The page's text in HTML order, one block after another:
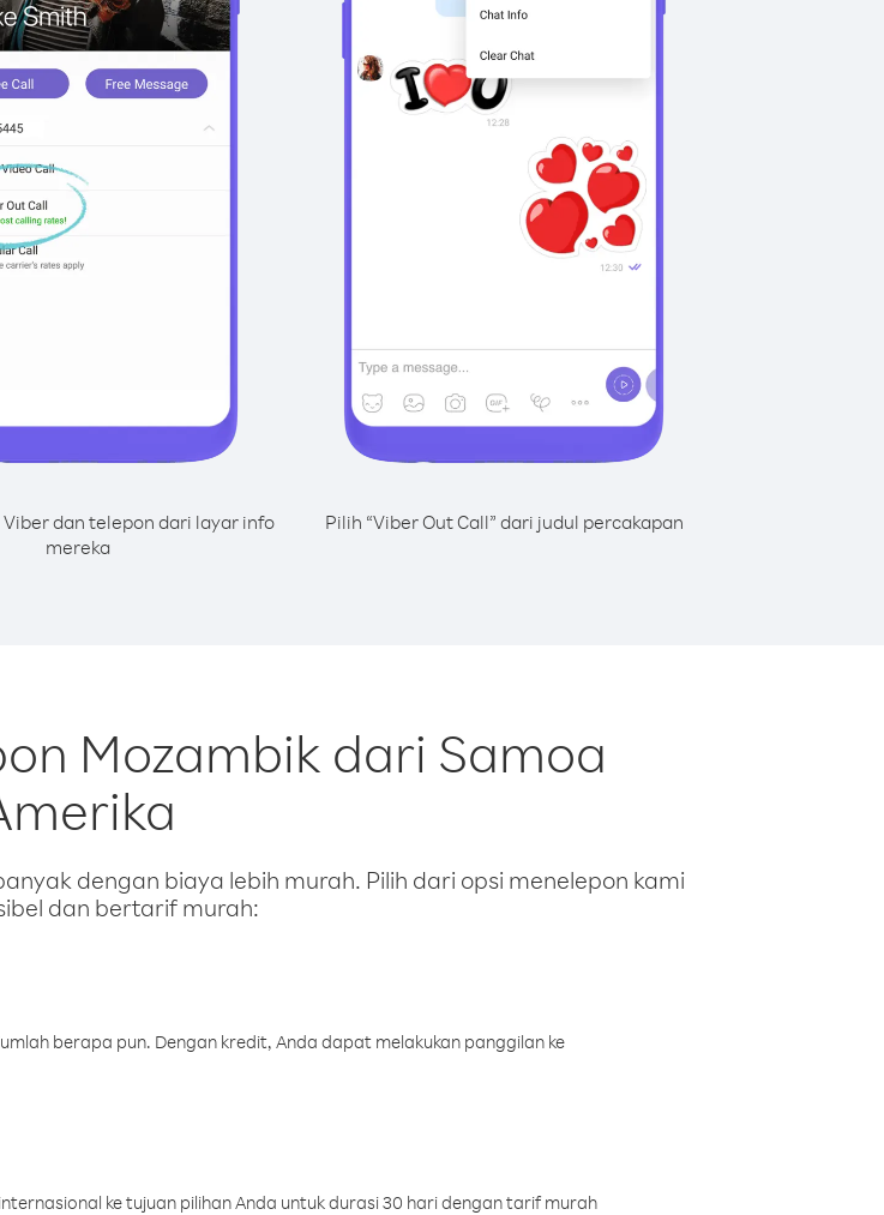
dan telepon dari layar info
mereka
Pilih “Viber Out Call” dari judul percakapan
Mozambik dari Samoa
dengan biaya lebih murah. Pilih dari opsi menelepon kami
dan bertarif murah:
berapa pun. Dengan kredit, Anda dapat melakukan panggilan ke
ke tujuan pilihan Anda untuk durasi 30 hari dengan tarif murah